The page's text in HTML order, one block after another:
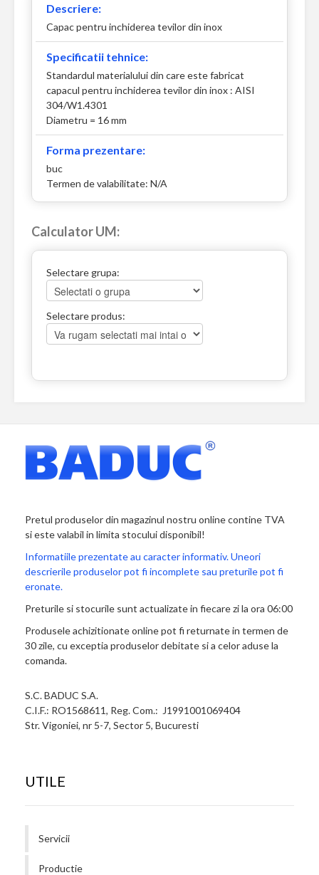
Descriere:
Capac pentru inchiderea tevilor din inox
Specificatii tehnice:
Standardul materialului din care este fabricat
capacul pentru inchiderea tevilor din inox : AISI
304/W1.4301
Diametru = 16 mm
Forma prezentare:
buc
Termen de valabilitate: N/A
Calculator UM:
Selectare grupa:
Selectare produs:
Pretul produselor din magazinul nostru online contine TVA
si este valabil in limita stocului disponibil!
Informatiile prezentate au caracter informativ. Uneori
descrierile produselor pot fi incomplete sau preturile pot fi
eronate.
Preturile si stocurile sunt actualizate in fiecare zi la ora 06:00
Produsele achizitionate online pot fi returnate in termen de
30 zile, cu exceptia produselor debitate si a celor aduse la
comanda.
S.C. BADUC S.A.
C.I.F.: RO1568611, Reg. Com.: J1991001069404
Str. Vigoniei, nr 5-7, Sector 5, Bucuresti
UTILE
Servicii
Productie